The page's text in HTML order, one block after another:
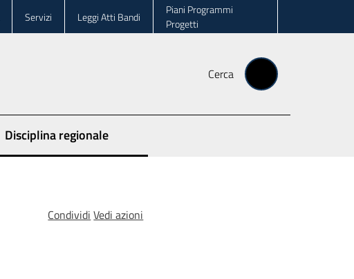
Servizi Leggi Atti Bandi
Piani Programmi
Progetti
Cerca
Disciplina regionale
Condividi Vedi azioni